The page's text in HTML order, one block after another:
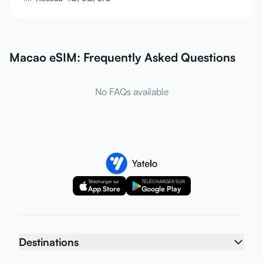
Macao eSIM: Frequently Asked Questions
No FAQs available
Télécharger sur
App Store
TÉLÉCHARGER SUR
Google Play
Destinations